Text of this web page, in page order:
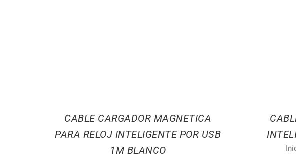
CABLE CARGADOR MAGNETICA
PARA RELOJ INTELIGENTE POR USB
1M BLANCO